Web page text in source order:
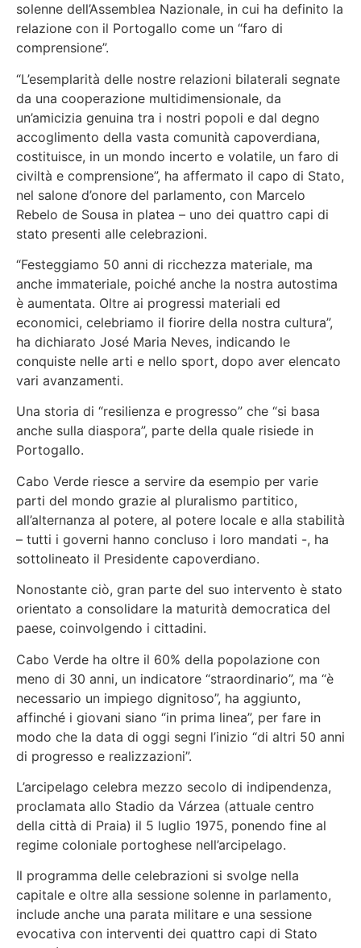
solenne dell’Assemblea Nazionale, in cui ha definito la
relazione con il Portogallo come un “faro di
comprensione”.
“L’esemplarità delle nostre relazioni bilaterali segnate
da una cooperazione multidimensionale, da
un’amicizia genuina tra i nostri popoli e dal degno
accoglimento della vasta comunità capoverdiana,
costituisce, in un mondo incerto e volatile, un faro di
civiltà e comprensione”, ha affermato il capo di Stato,
nel salone d’onore del parlamento, con Marcelo
Rebelo de Sousa in platea – uno dei quattro capi di
stato presenti alle celebrazioni.
“Festeggiamo 50 anni di ricchezza materiale, ma
anche immateriale, poiché anche la nostra autostima
è aumentata. Oltre ai progressi materiali ed
economici, celebriamo il fiorire della nostra cultura”,
ha dichiarato José Maria Neves, indicando le
conquiste nelle arti e nello sport, dopo aver elencato
vari avanzamenti.
Una storia di “resilienza e progresso” che “si basa
anche sulla diaspora”, parte della quale risiede in
Portogallo.
Cabo Verde riesce a servire da esempio per varie
parti del mondo grazie al pluralismo partitico,
all’alternanza al potere, al potere locale e alla stabilità
– tutti i governi hanno concluso i loro mandati -, ha
sottolineato il Presidente capoverdiano.
Nonostante ciò, gran parte del suo intervento è stato
orientato a consolidare la maturità democratica del
paese, coinvolgendo i cittadini.
Cabo Verde ha oltre il 60% della popolazione con
meno di 30 anni, un indicatore “straordinario”, ma “è
necessario un impiego dignitoso”, ha aggiunto,
affinché i giovani siano “in prima linea”, per fare in
modo che la data di oggi segni l’inizio “di altri 50 anni
di progresso e realizzazioni”.
L’arcipelago celebra mezzo secolo di indipendenza,
proclamata allo Stadio da Várzea (attuale centro
della città di Praia) il 5 luglio 1975, ponendo fine al
regime coloniale portoghese nell’arcipelago.
Il programma delle celebrazioni si svolge nella
capitale e oltre alla sessione solenne in parlamento,
include anche una parata militare e una sessione
evocativa con interventi dei quattro capi di Stato